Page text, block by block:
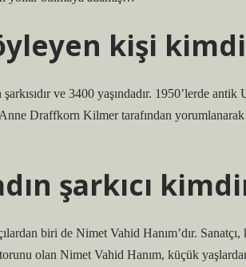
kişi
ve 3400 yaşındadır. 1950’lerde
Draffkorn Kilmer tarafından
şarkıcı
biri de Nimet Vahid Hanım’dır.
torunu olan Nimet Vahid Hanım, küçük